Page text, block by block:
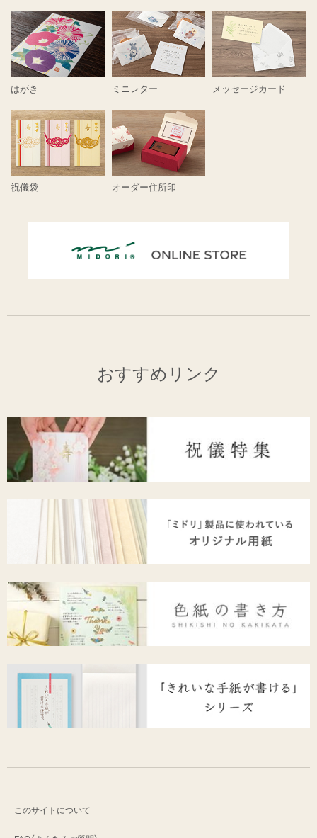
はがき ミニレター メッセージカード
祝儀袋 オーダー住所印
おすすめリンク
このサイトについて